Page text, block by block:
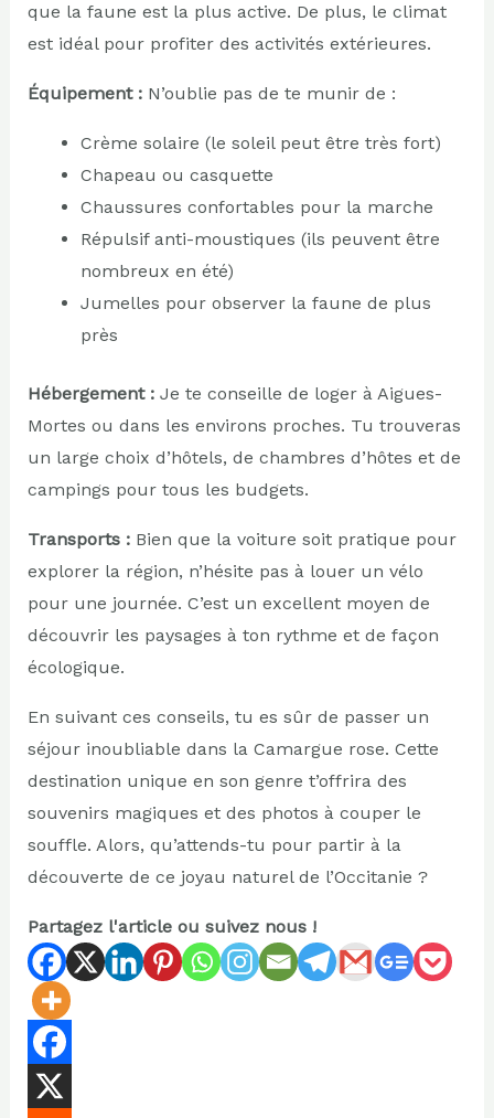
que la faune est la plus active. De plus, le climat
est idéal pour profiter des activités extérieures.
Équipement :N’oublie pas de te munir de :
Crème solaire (le soleil peut être très fort)
Chapeau ou casquette
Chaussures confortables pour la marche
Répulsif anti-moustiques (ils peuvent être
nombreux en été)
Jumelles pour observer la faune de plus
près
Hébergement :Je te conseille de loger à Aigues-
Mortes ou dans les environs proches. Tu trouveras
un large choix d’hôtels, de chambres d’hôtes et de
campings pour tous les budgets.
Transports :Bien que la voiture soit pratique pour
explorer la région, n’hésite pas à louer un vélo
pour une journée. C’est un excellent moyen de
découvrir les paysages à ton rythme et de façon
écologique.
En suivant ces conseils, tu es sûr de passer un
séjour inoubliable dans la Camargue rose. Cette
destination unique en son genre t’offrira des
souvenirs magiques et des photos à couper le
souffle. Alors, qu’attends-tu pour partir à la
découverte de ce joyau naturel de l’Occitanie ?
Partagez l'article ou suivez nous !